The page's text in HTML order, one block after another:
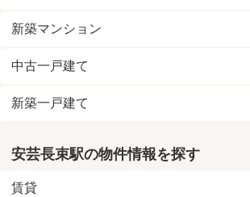
新築マンション
中古一戸建て
新築一戸建て
安芸長束駅の物件情報を探す
賃貸